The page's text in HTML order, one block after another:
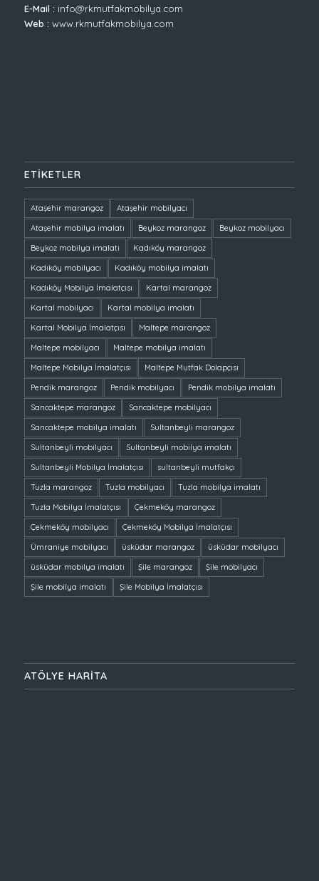
E-Mail : info@rkmutfakmobilya.com
Web : www.rkmutfakmobilya.com
ETIKETLER
Ataşehir marangoz
Ataşehir mobilyacı
Ataşehir mobilya imalatı
Beykoz marangoz
Beykoz mobilyacı
Beykoz mobilya imalatı
Kadıköy marangoz
Kadıköy mobilyacı
Kadıköy mobilya imalatı
Kadıköy Mobilya İmalatçısı
Kartal marangoz
Kartal mobilyacı
Kartal mobilya imalatı
Kartal Mobilya İmalatçısı
Maltepe marangoz
Maltepe mobilyacı
Maltepe mobilya imalatı
Maltepe Mobilya İmalatçısı
Maltepe Mutfak Dolapçısı
Pendik marangoz
Pendik mobilyacı
Pendik mobilya imalatı
Sancaktepe marangoz
Sancaktepe mobilyacı
Sancaktepe mobilya imalatı
Sultanbeyli marangoz
Sultanbeyli mobilyacı
Sultanbeyli mobilya imalatı
Sultanbeyli Mobilya İmalatçısı
sultanbeyli mutfakçı
Tuzla marangoz
Tuzla mobilyacı
Tuzla mobilya imalatı
Tuzla Mobilya İmalatçısı
Çekmeköy marangoz
Çekmeköy mobilyacı
Çekmeköy Mobilya İmalatçısı
Ümraniye mobilyacı
üsküdar marangoz
üsküdar mobilyacı
üsküdar mobilya imalatı
Şile marangoz
Şile mobilyacı
Şile mobilya imalatı
Şile Mobilya İmalatçısı
ATÖLYE HARİTA